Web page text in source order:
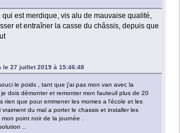
est merdique, vis alu de mauvaise qualité,
et entraîner la casse du châssis, depuis que
le 27 juillet 2019 à 15:46:48
le poids , tant que j'ai pas mon van avec la
dois démonter et remonter mon fauteuil plus de 20
rien que pour emmener les momes a l'école et les
vraiment du mal a porter le chassis et installer les
point noir de la journée .
..